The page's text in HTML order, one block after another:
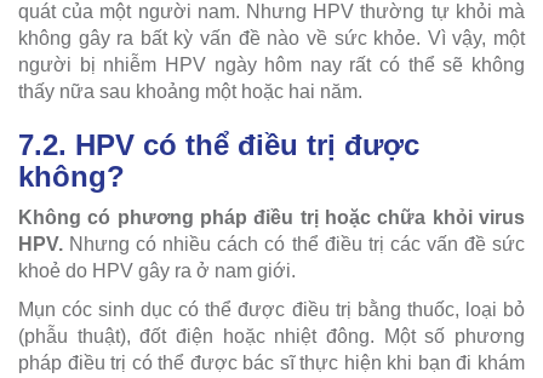
quát của một người nam. Nhưng HPV thường tự khỏi mà
không gây ra bất kỳ vấn đề nào về sức khỏe. Vì vậy, một
người bị nhiễm HPV ngày hôm nay rất có thể sẽ không
thấy nữa sau khoảng một hoặc hai năm.
7.2. HPV có thể điều trị được
không?
Không có phương pháp điều trị hoặc chữa khỏi virus
HPV. Nhưng có nhiều cách có thể điều trị các vấn đề sức
khoẻ do HPV gây ra ở nam giới.
Mụn cóc sinh dục có thể được điều trị bằng thuốc, loại bỏ
(phẫu thuật), đốt điện hoặc nhiệt đông. Một số phương
pháp điều trị có thể được bác sĩ thực hiện khi bạn đi khám